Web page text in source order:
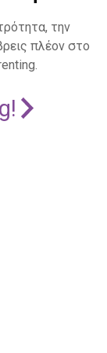
την
πλέον στο